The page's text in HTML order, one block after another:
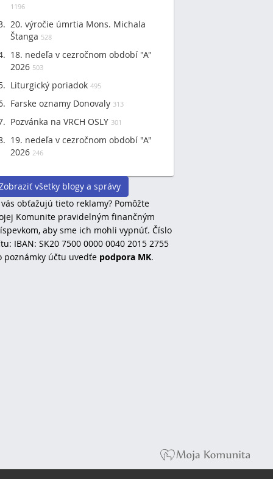
1196
20. výročie úmrtia Mons. Michala
Štanga 528
18. nedeľa v cezročnom období "A"
2026 503
Liturgický poriadok 495
Farske oznamy Donovaly 313
Pozvánka na VRCH OSLY 301
19. nedeľa v cezročnom období "A"
2026 246
všetky blogy a správy
obťažujú tieto reklamy? Pomôžte
Komunite pravidelným finančným
aby sme ich mohli vypnúť. Číslo
IBAN: SK20 7500 0000 0040 2015 2755
poznámky účtu uvedťe podpora MK.